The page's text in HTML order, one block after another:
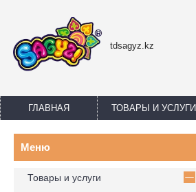
tdsagyz.kz
ГЛАВНАЯ ТОВАРЫ И УСЛУГИ
Товары и услуги